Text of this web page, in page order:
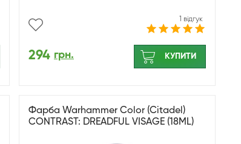
1 відгук
294 грн. КУПИТИ
Фарба Warhammer Color (Citadel)
CONTRAST: DREADFUL VISAGE (18ML)